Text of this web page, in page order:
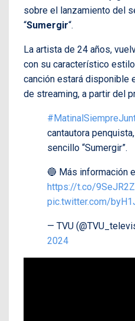
sobre el lanzamiento del
“Sumergir“.
La artista de 24 años,
con su característico
canción estará disponible
de streaming, a partir del
cantautora
sencillo “Sumergir”.
🔵 Más información
https://t.co/
pic.twitter.com/
— TVU
2024